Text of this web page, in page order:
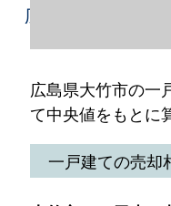
広島県大竹市の
広島県大竹市の一
て中央値をもとに
一戸建ての売却